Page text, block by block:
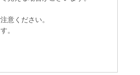
意ください。
。